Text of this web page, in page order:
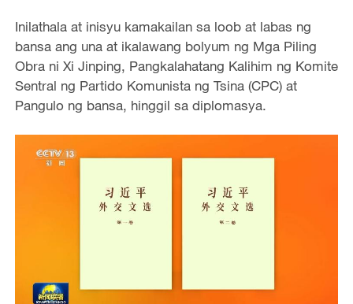
Inilathala at inisyu kamakailan sa loob at labas ng
bansa ang una at ikalawang bolyum ng Mga Piling
Obra ni Xi Jinping, Pangkalahatang Kalihim ng Komite
Sentral ng Partido Komunista ng Tsina (CPC) at
Pangulo ng bansa, hinggil sa diplomasya.